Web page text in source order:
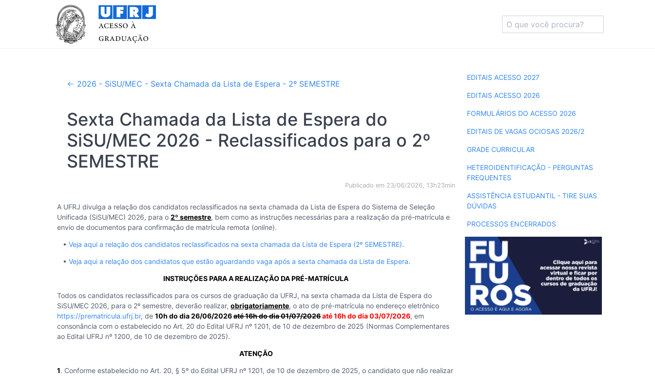
2026 - SiSU/MEC - Sexta Chamada da Lista de Espera - 2º SEMESTRE
Sexta Chamada da Lista de Espera do
SiSU/MEC 2026 - Reclassificados para o 2º
SEMESTRE
Publicado em 23/06/2026, 13h23min
A UFRJ divulga a relação dos candidatos reclassificados na sexta chamada da Lista de Espera do Sistema de Seleção
Unificada (SiSU/MEC) 2026, para o 2º semestre, bem como as instruções necessárias para a realização da pré-matrícula e
envio de documentos para confirmação de matrícula remota (online).
• Veja aqui a relação dos candidatos reclassificados na sexta chamada da Lista de Espera (2º SEMESTRE).
• Veja aqui a relação dos candidatos que estão aguardando vaga após a sexta chamada da Lista de Espera.
INSTRUÇÕES PARA A REALIZAÇÃO DA PRÉ-MATRÍCULA
Todos os candidatos reclassificados para os cursos de graduação da UFRJ, na sexta chamada da Lista de Espera do
SiSU/MEC 2026, para o 2º semestre, deverão realizar, obrigatoriamente, o ato de pré-matrícula no endereço eletrônico
https://prematricula.ufrj.br, de 10h do dia 26/06/2026até 16h do dia 01/07/2026até 16h do dia 03/07/2026, em
consonância com o estabelecido no Art. 20 do Edital UFRJ nº 1201, de 10 de dezembro de 2025 (Normas Complementares
ao Edital UFRJ nº 1200, de 10 de dezembro de 2025).
ATENÇÃO
1. Conforme estabelecido no Art. 20, § 5º do Edital UFRJ nº 1201, de 10 de dezembro de 2025, o candidato que não realizar
EDITAIS ACESSO 2027
EDITAIS ACESSO 2026
FORMULÁRIOS DO ACESSO 2026
EDITAIS DE VAGAS OCIOSAS 2026/2
GRADE CURRICULAR
HETEROIDENTIFICAÇÃO - PERGUNTAS
FREQUENTES
ASSISTÊNCIA ESTUDANTIL - TIRE SUAS
DÚVIDAS
PROCESSOS ENCERRADOS